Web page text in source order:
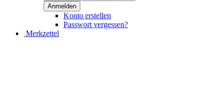
Konto erstellen
Passwort vergessen?
Merkzettel